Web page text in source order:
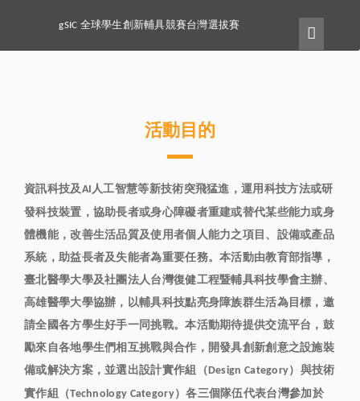
gSIC 全球學生創新輔具競賽台灣選拔賽
活動目的
資訊科技及AI人工智慧等新技術突飛猛進，運用科技方法或研
發科技裝置，協助長者或身心障礙者重建或替代某些能力或身
體機能，改善生活品質及使用者個人能力之項目、設備或產品
系統，助益長者及失能者為重要任務。本活動由教育部指導，
臺北醫學大學及社團法人台灣復健工程暨輔具科技學會主辦、
高雄醫學大學協辦，以輔具科技點亮身障族群生活為目標，邀
請全國各方學生好手一同挑戰。本活動期待提供交流平台，鼓
勵來自各地學生們相互挑戰與合作，開發具創新創意之設施裝
備或解決方案，並選出設計實作組（Design Category）與技術
實作組（Technology Category）各三個隊伍代表台灣參加於